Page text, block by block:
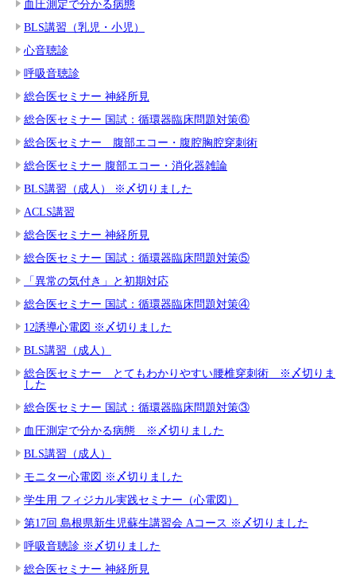
血圧測定で分かる病態
BLS講習（乳児・小児）
心音聴診
呼吸音聴診
総合医セミナー 神経所見
総合医セミナー 国試：循環器臨床問題対策⑥
総合医セミナー 腹部エコー・腹腔胸腔穿刺術
総合医セミナー 腹部エコー・消化器雑論
BLS講習（成人） ※〆切りました
ACLS講習
総合医セミナー 神経所見
総合医セミナー 国試：循環器臨床問題対策⑤
「異常の気付き」と初期対応
総合医セミナー 国試：循環器臨床問題対策④
12誘導心電図 ※〆切りました
BLS講習（成人）
総合医セミナー とてもわかりやすい腰椎穿刺術 ※〆切りま
した
総合医セミナー 国試：循環器臨床問題対策③
血圧測定で分かる病態 ※〆切りました
BLS講習（成人）
モニター心電図 ※〆切りました
学生用 フィジカル実践セミナー（心電図）
第17回 島根県新生児蘇生講習会 Aコース ※〆切りました
呼吸音聴診 ※〆切りました
総合医セミナー 神経所見